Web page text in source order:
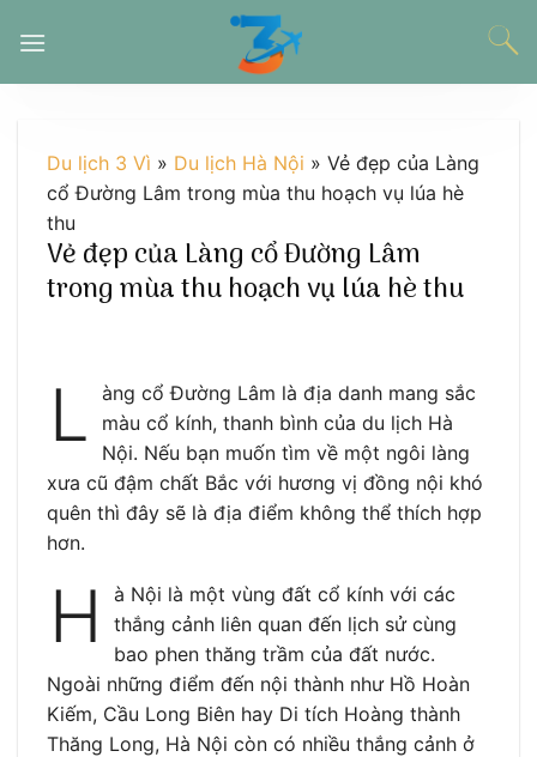
đến
Du lịch 3 Vì » Du lịch Hà Nội » Vẻ đẹp của Làng
cổ Đường Lâm trong mùa thu hoạch vụ lúa hè
thu
Vẻ đẹp của Làng cổ Đường Lâm
trong mùa thu hoạch vụ lúa hè thu
L
àng cổ Đường Lâm là địa danh mang sắc
màu cổ kính, thanh bình của du lịch Hà
Nội. Nếu bạn muốn tìm về một ngôi làng
xưa cũ đậm chất Bắc với hương vị đồng nội khó
quên thì đây sẽ là địa điểm không thể thích hợp
hơn.
H
à Nội là một vùng đất cổ kính với các
thắng cảnh liên quan đến lịch sử cùng
bao phen thăng trầm của đất nước.
Ngoài những điểm đến nội thành như Hồ Hoàn
Kiếm, Cầu Long Biên hay Di tích Hoàng thành
Thăng Long, Hà Nội còn có nhiều thắng cảnh ở